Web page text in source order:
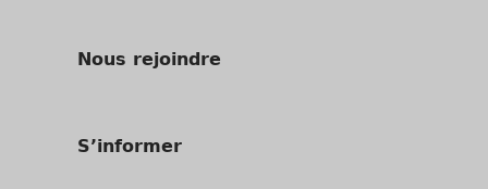
Nous rejoindre
S’informer